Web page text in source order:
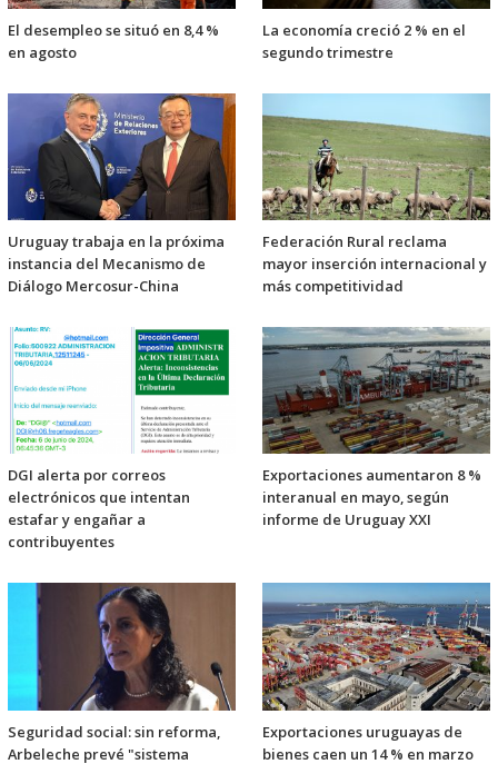
El desempleo se situó en 8,4 %
en agosto
La economía creció 2 % en el
segundo trimestre
Uruguay trabaja en la próxima
instancia del Mecanismo de
Diálogo Mercosur-China
Federación Rural reclama
mayor inserción internacional y
más competitividad
DGI alerta por correos
electrónicos que intentan
estafar y engañar a
contribuyentes
Exportaciones aumentaron 8 %
interanual en mayo, según
informe de Uruguay XXI
Seguridad social: sin reforma,
Arbeleche prevé "sistema
Exportaciones uruguayas de
bienes caen un 14 % en marzo